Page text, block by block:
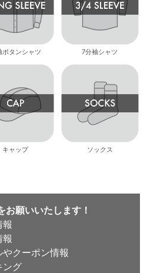
ボタンシャツ 7分袖シャツ
キャップ ソックス
お願いいたします！
クーポン情報
グ